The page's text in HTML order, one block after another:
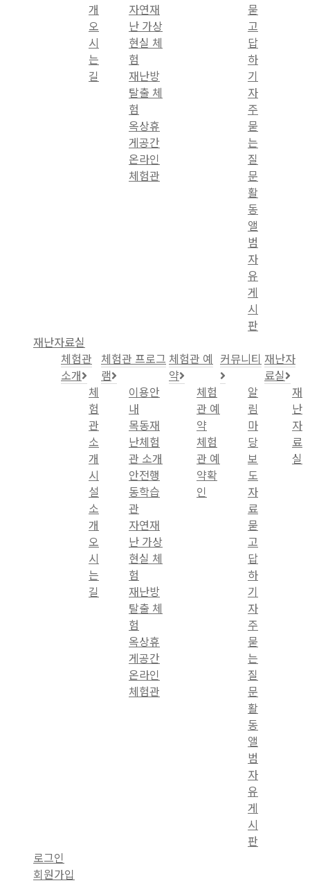
개
오
시
는
길
자연재
난 가상
현실 체
험
재난방
탈출 체
험
옥상휴
게공간
온라인
체험관
묻
고
답
하
기
자
주
묻
는
질
문
활
동
앨
범
자
유
게
시
판
재난자료실
체험관
소개
체
험
관
소
개
시
설
소
개
오
시
는
길
체험관 프로그
램
이용안
내
목동재
난체험
관 소개
안전행
동학습
관
자연재
난 가상
현실 체
험
재난방
탈출 체
험
옥상휴
게공간
온라인
체험관
체험관 예
약
체험
관 예
약
체험
관 예
약확
인
커뮤니티
알
림
마
당
보
도
자
료
묻
고
답
하
기
자
주
묻
는
질
문
활
동
앨
범
자
유
게
시
판
재난자
료실
재
난
자
료
실
로그인
회원가입